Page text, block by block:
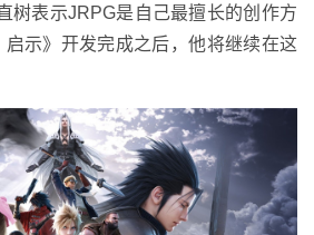
树表示JRPG是自己最擅长的创作方
示》开发完成之后，他将继续在这